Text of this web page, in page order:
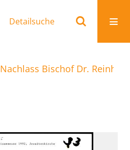
Detailsuche
Nachlass Bischof Dr.